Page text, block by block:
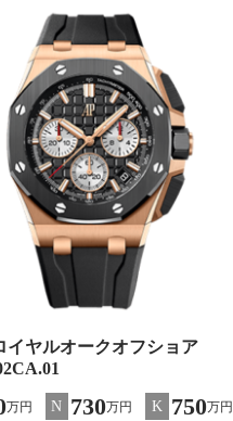
ヤルオークオフショア
万円 N 730万円 K 750万円